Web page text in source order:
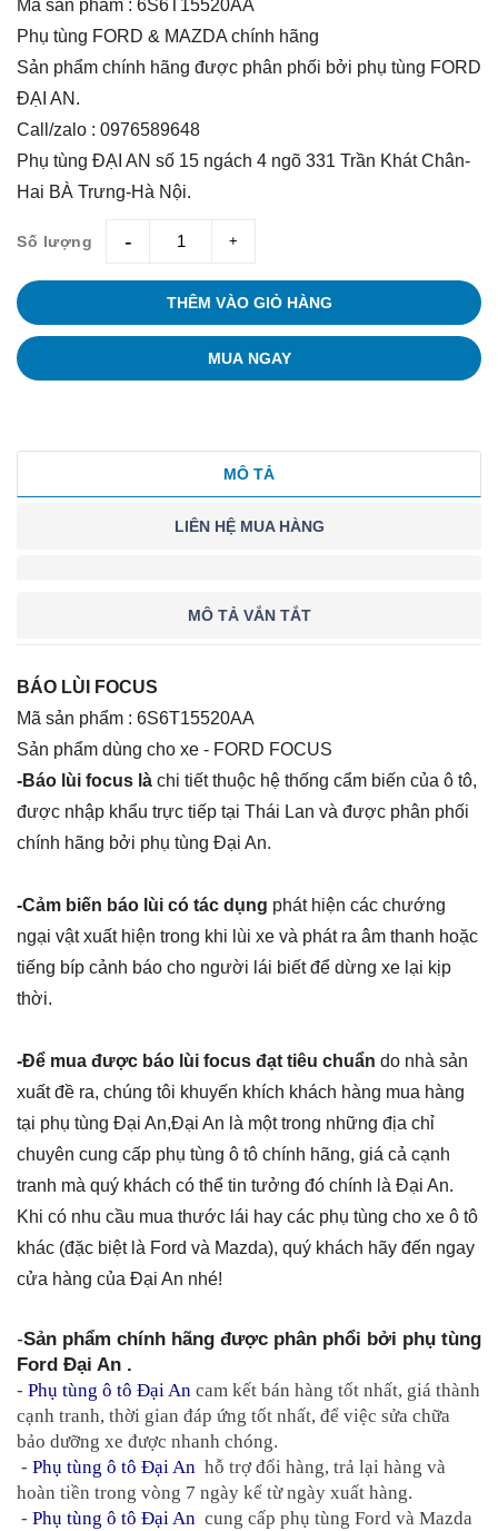
Mã sản phẩm : 6S6T15520AA
Phụ tùng FORD & MAZDA chính hãng
Sản phẩm chính hãng được phân phối bởi phụ tùng FORD
ĐẠI AN.
Call/zalo : 0976589648
Phụ tùng ĐẠI AN số 15 ngách 4 ngõ 331 Trần Khát Chân-
Hai BÀ Trưng-Hà Nội.
Số lượng giam tang
THÊM VÀO GIỎ HÀNG
MUA NGAY
MÔ TẢ
LIÊN HỆ MUA HÀNG
MÔ TẢ VẮN TẮT
BÁO LÙI FOCUS
Mã sản phẩm : 6S6T15520AA
Sản phẩm dùng cho xe - FORD FOCUS
-Báo lùi focus là chi tiết thuộc hệ thống cẩm biến của ô tô,
được nhập khẩu trực tiếp tại Thái Lan và được phân phối
chính hãng bởi phụ tùng Đại An.
-Cảm biến báo lùi có tác dụng phát hiện các chướng
ngại vật xuất hiện trong khi lùi xe và phát ra âm thanh hoặc
tiếng bíp cảnh báo cho người lái biết để dừng xe lại kịp
thời.
-Để mua được báo lùi focus đạt tiêu chuẩn do nhà sản
xuất đề ra, chúng tôi khuyến khích khách hàng mua hàng
tại phụ tùng Đại An,Đại An là một trong những địa chỉ
chuyên cung cấp phụ tùng ô tô chính hãng, giá cả cạnh
tranh mà quý khách có thể tin tưởng đó chính là Đại An.
Khi có nhu cầu mua thước lái hay các phụ tùng cho xe ô tô
khác (đặc biệt là Ford và Mazda), quý khách hãy đến ngay
cửa hàng của Đại An nhé!
-Sản phẩm chính hãng được phân phổi bởi phụ tùng
Ford Đại An .
- Phụ tùng ô tô Đại An cam kết bán hàng tốt nhất, giá thành
cạnh tranh, thời gian đáp ứng tốt nhất, để việc sửa chữa
bảo dưỡng xe được nhanh chóng.
- Phụ tùng ô tô Đại An hỗ trợ đổi hàng, trả lại hàng và
hoàn tiền trong vòng 7 ngày kể từ ngày xuất hàng.
- Phụ tùng ô tô Đại An cung cấp phụ tùng Ford và Mazda